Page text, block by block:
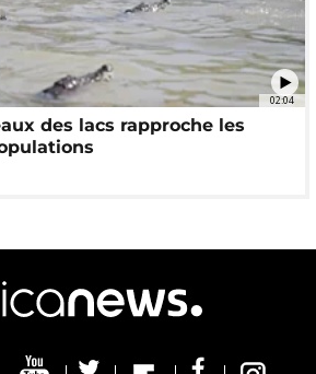
02:04
des lacs rapproche les